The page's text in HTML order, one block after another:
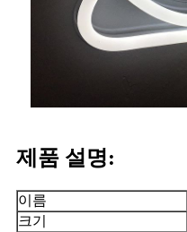
제품 설명:
이름
크기